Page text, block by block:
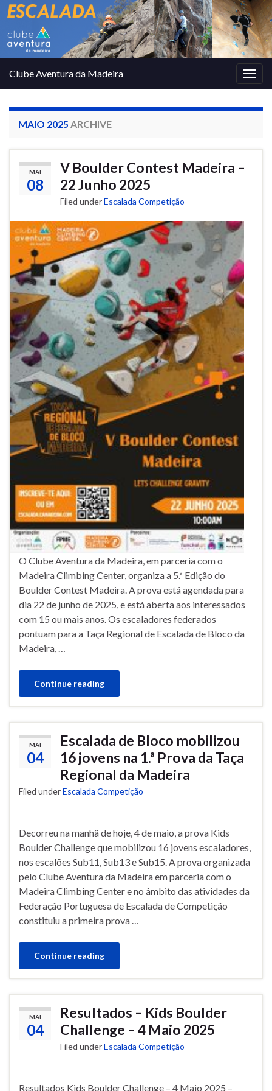
Clube Aventura da Madeira
MAIO 2025 ARCHIVE
MAI
08
V Boulder Contest Madeira –
22 Junho 2025
Filed underEscalada Competição
O Clube Aventura da Madeira, em parceria com o
Madeira Climbing Center, organiza a 5.ª Edição do
Boulder Contest Madeira. A prova está agendada para
dia 22 de junho de 2025, e está aberta aos interessados
com 15 ou mais anos. Os escaladores federados
pontuam para a Taça Regional de Escalada de Bloco da
Madeira, …
Continue reading
MAI
04
Escalada de Bloco mobilizou
16 jovens na 1.ª Prova da Taça
Regional da Madeira
Filed underEscalada Competição
Decorreu na manhã de hoje, 4 de maio, a prova Kids
Boulder Challenge que mobilizou 16 jovens escaladores,
nos escalões Sub11, Sub13 e Sub15. A prova organizada
pelo Clube Aventura da Madeira em parceria com o
Madeira Climbing Center e no âmbito das atividades da
Federação Portuguesa de Escalada de Competição
constituiu a primeira prova …
Continue reading
MAI
04
Resultados – Kids Boulder
Challenge – 4 Maio 2025
Filed underEscalada Competição
Resultados Kids Boulder Challenge – 4 Maio 2025 –